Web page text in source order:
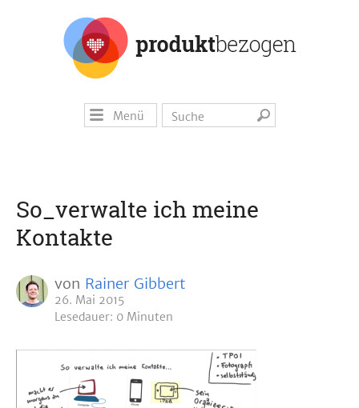
Menü
So_verwalte ich meine
Kontakte
von Rainer Gibbert
26. Mai 2015
Lesedauer: 0 Minuten